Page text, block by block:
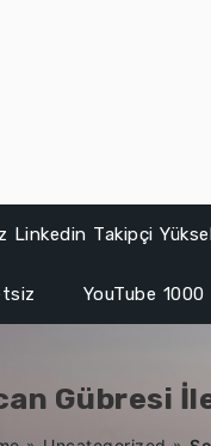
Linkedin Takipçi
YouTube
Gübresi